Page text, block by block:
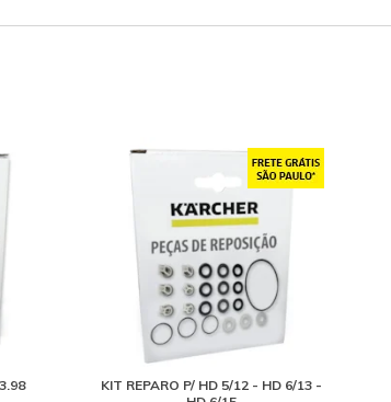
KIT REPARO P/ HD 5/12 - HD 6/13 -